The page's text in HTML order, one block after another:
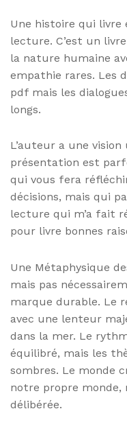
Une histoire qui livre
lecture. C’est un
la nature humaine
empathie rares. Les
pdf mais les
longs.
L’auteur a une
présentation est
qui vous fera
décisions, mais qui
lecture qui m’a fait
pour livre bonnes
Une Métaphysique
mais pas
marque durable. Le
avec une lenteur
dans la mer. Le
équilibré, mais les
sombres. Le monde
notre propre monde,
délibérée.